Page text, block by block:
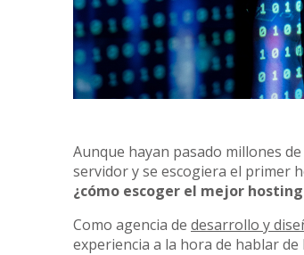
Aunque hayan pasado millones
servidor y se escogiera el primer
¿cómo escoger el mejor
Como agencia de desarrollo y
experiencia a la hora de hablar de